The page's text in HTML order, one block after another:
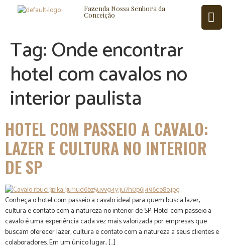
Fazenda Nossa Senhora da
Conceição
BLOG CONTATO
Tag:Onde encontrar
hotel com cavalos no
interior paulista
HOTEL COM PASSEIO A CAVALO:
LAZER E CULTURA NO INTERIOR
DE SP
Conheça o hotel com passeio a cavalo ideal para quem busca lazer,
cultura e contato com a natureza no interior de SP. Hotel com passeio a
cavalo é uma experiência cada vez mais valorizada por empresas que
buscam oferecer lazer, cultura e contato com a natureza a seus clientes e
colaboradores. Em um único lugar, […]